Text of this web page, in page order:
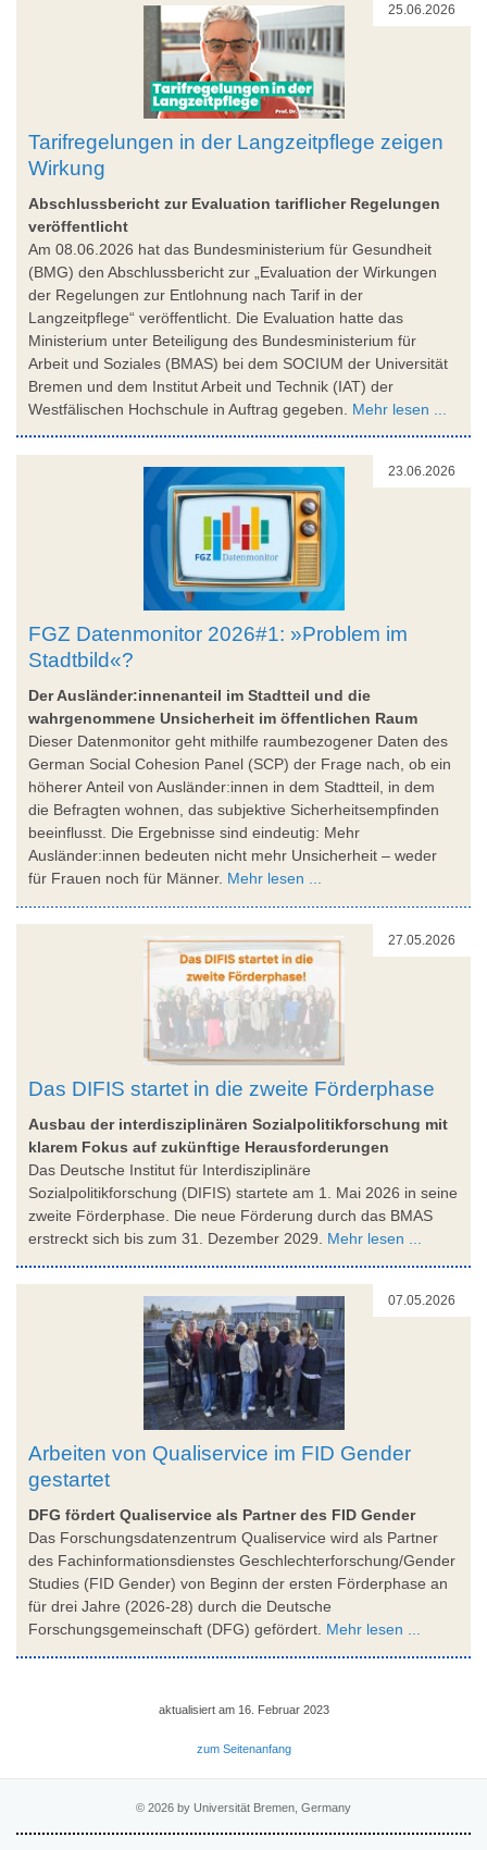
25.06.2026
Tarifregelungen in der Langzeitpflege zeigen
Wirkung
Abschlussbericht zur Evaluation tariflicher Regelungen
veröffentlicht
Am 08.06.2026 hat das Bundesministerium für Gesundheit
(BMG) den Abschlussbericht zur „Evaluation der Wirkungen
der Regelungen zur Entlohnung nach Tarif in der
Langzeitpflege“ veröffentlicht. Die Evaluation hatte das
Ministerium unter Beteiligung des Bundesministerium für
Arbeit und Soziales (BMAS) bei dem SOCIUM der Universität
Bremen und dem Institut Arbeit und Technik (IAT) der
Westfälischen Hochschule in Auftrag gegeben. Mehr lesen ...
23.06.2026
FGZ Datenmonitor 2026#1: »Problem im
Stadtbild«?
Der Ausländer:innenanteil im Stadtteil und die
wahrgenommene Unsicherheit im öffentlichen Raum
Dieser Datenmonitor geht mithilfe raumbezogener Daten des
German Social Cohesion Panel (SCP) der Frage nach, ob ein
höherer Anteil von Ausländer:innen in dem Stadtteil, in dem
die Befragten wohnen, das subjektive Sicherheitsempfinden
beeinflusst. Die Ergebnisse sind eindeutig: Mehr
Ausländer:innen bedeuten nicht mehr Unsicherheit – weder
für Frauen noch für Männer. Mehr lesen ...
27.05.2026
Das DIFIS startet in die zweite Förderphase
Ausbau der interdisziplinären Sozialpolitikforschung mit
klarem Fokus auf zukünftige Herausforderungen
Das Deutsche Institut für Interdisziplinäre
Sozialpolitikforschung (DIFIS) startete am 1. Mai 2026 in seine
zweite Förderphase. Die neue Förderung durch das BMAS
erstreckt sich bis zum 31. Dezember 2029. Mehr lesen ...
07.05.2026
Arbeiten von Qualiservice im FID Gender
gestartet
DFG fördert Qualiservice als Partner des FID Gender
Das Forschungsdatenzentrum Qualiservice wird als Partner
des Fachinformationsdienstes Geschlechterforschung/Gender
Studies (FID Gender) von Beginn der ersten Förderphase an
für drei Jahre (2026-28) durch die Deutsche
Forschungsgemeinschaft (DFG) gefördert. Mehr lesen ...
aktualisiert am 16. Februar 2023
zum Seitenanfang
© 2026 by Universität Bremen, Germany